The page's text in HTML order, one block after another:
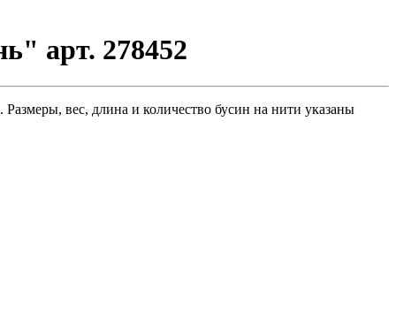
арт. 278452
вес, длина и количество бусин на нити указаны